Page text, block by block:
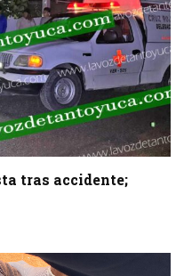
tras accidente;